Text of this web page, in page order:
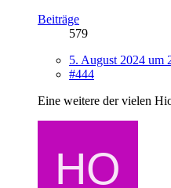
Beiträge
579
5. August 2024 um
#444
Eine weitere der vielen